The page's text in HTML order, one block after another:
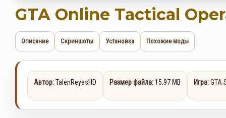
GTA Online Tactical
Описание Скриншоты Установка Похожие моды
Автор:TalenReyesHD Размер файла:15.97 MB Игра:GTA